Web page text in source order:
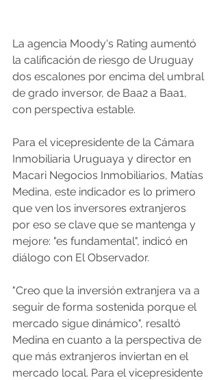
La agencia Moody's Rating aumentó
la calificación de riesgo de Uruguay
dos escalones por encima del umbral
de grado inversor, de Baa2 a Baa1,
con perspectiva estable.
Para el vicepresidente de la Cámara
Inmobiliaria Uruguaya y director en
Macari Negocios Inmobiliarios, Matías
Medina, este indicador es lo primero
que ven los inversores extranjeros
por eso se clave que se mantenga y
mejore: "es fundamental", indicó en
diálogo con El Observador.
"Creo que la inversión extranjera va a
seguir de forma sostenida porque el
mercado sigue dinámico", resaltó
Medina en cuanto a la perspectiva de
que más extranjeros inviertan en el
mercado local. Para el vicepresidente